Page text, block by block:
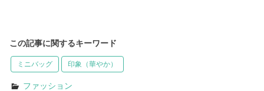
この記事に関するキーワード
ミニバッグ 印象（華やか）
ファッション